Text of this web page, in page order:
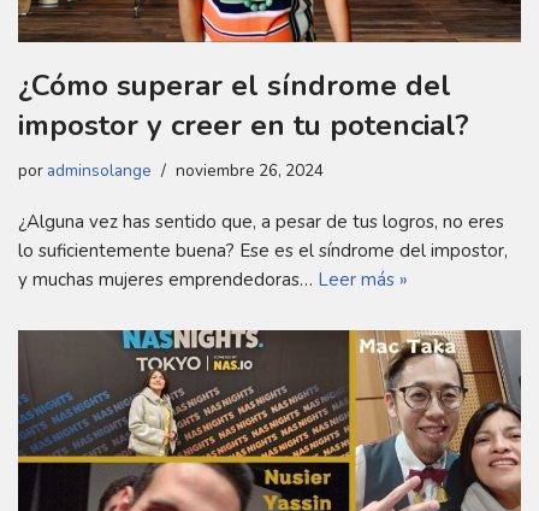
¿Cómo superar el síndrome del
impostor y creer en tu potencial?
por adminsolange noviembre 26, 2024
¿Alguna vez has sentido que, a pesar de tus logros, no eres
lo suficientemente buena? Ese es el síndrome del impostor,
y muchas mujeres emprendedoras… Leer más »